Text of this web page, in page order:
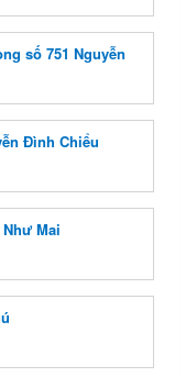
số 751 Nguyễn
Đình Chiểu
Mai